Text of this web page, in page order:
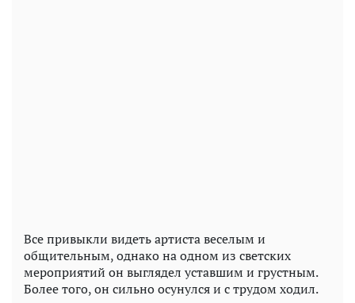
Все привыкли видеть артиста веселым и
общительным, однако на одном из светских
мероприятий он выглядел уставшим и грустным.
Более того, он сильно осунулся и с трудом ходил.